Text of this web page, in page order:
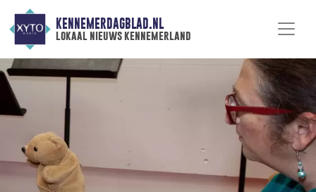
KENNEMERDAGBLAD.NL
lokaal nieuws kennemerland